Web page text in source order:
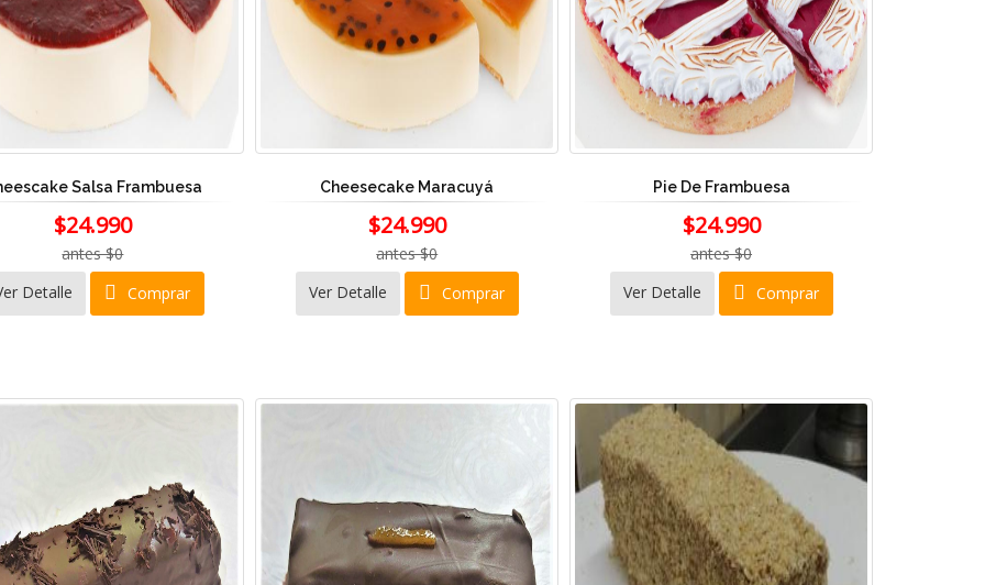
Salsa Frambuesa
$24.990
antes $0
Detalle
Comprar
Cheesecake Maracuyá
$24.990
antes $0
Ver Detalle
Comprar
Pie De Frambuesa
$24.990
antes $0
Ver Detalle
Comprar